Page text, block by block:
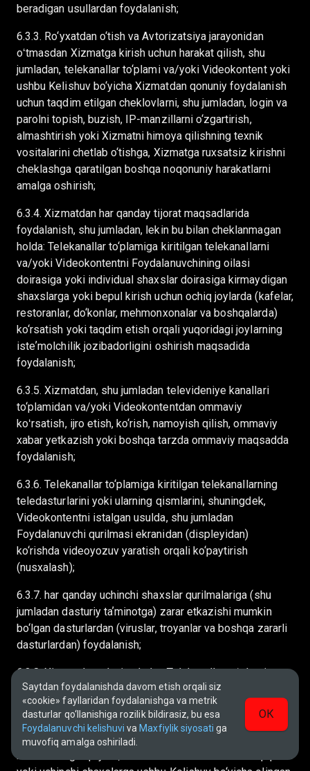
beradigan usullardan foydalanish;
6.3.3. Ro‘yxatdan o‘tish va Avtorizatsiya jarayonidan
oʻtmasdan Xizmatga kirish uchun harakat qilish, shu
jumladan, telekanallar to‘plami va/yoki Videokontent yoki
ushbu Kelishuv bo‘yicha Xizmatdan qonuniy foydalanish
uchun taqdim etilgan cheklovlarni, shu jumladan, login va
parolni topish, buzish, IP-manzillarni o‘zgartirish,
almashtirish yoki Xizmatni himoya qilishning texnik
vositalarini chetlab o‘tishga, Xizmatga ruxsatsiz kirishni
cheklashga qaratilgan boshqa noqonuniy harakatlarni
amalga oshirish;
6.3.4. Xizmatdan har qanday tijorat maqsadlarida
foydalanish, shu jumladan, lekin bu bilan cheklanmagan
holda: Telekanallar to‘plamiga kiritilgan telekanallarni
va/yoki Videokontentni Foydalanuvchining oilasi
doirasiga yoki individual shaxslar doirasiga kirmaydigan
shaxslarga yoki bepul kirish uchun ochiq joylarda (kafelar,
restoranlar, do‘konlar, mehmonxonalar va boshqalarda)
ko‘rsatish yoki taqdim etish orqali yuqoridagi joylarning
isteʼmolchilik jozibadorligini oshirish maqsadida
foydalanish;
6.3.5. Xizmatdan, shu jumladan televideniye kanallari
to‘plamidan va/yoki Videokontentdan ommaviy
koʻrsatish, ijro etish, ko‘rish, namoyish qilish, ommaviy
xabar yetkazish yoki boshqa tarzda ommaviy maqsadda
foydalanish;
6.3.6. Telekanallar to‘plamiga kiritilgan telekanallarning
teledasturlarini yoki ularning qismlarini, shuningdek,
Videokontentni istalgan usulda, shu jumladan
Foydalanuvchi qurilmasi ekranidan (displeyidan)
ko‘rishda videoyozuv yaratish orqali ko‘paytirish
(nusxalash);
6.3.7. har qanday uchinchi shaxslar qurilmalariga (shu
jumladan dasturiy taʼminotga) zarar etkazishi mumkin
bo‘lgan dasturlardan (viruslar, troyanlar va boshqa zararli
dasturlardan) foydalanish;
6.3.8. Xizmatdan, shu jumladan Telekanallar toʻplami
va/yoki Videokontentdan ushbu Kelishuvda ruxsat
etilganidan boshqa har qanday maqsadda va usullarda
foydalanish, shu jumladan, lekin bu bilan cheklanmagan
holda: qayta sotish, ijaraga berish, tarqatish, sotish, tijorat
muomalasiga qo‘yish, Xizmatni hamma uchun ochiq qilish
Saytdan foydalanishda davom etish orqali siz
«cookie» fayllaridan foydalanishga va metrik
dasturlar qo‘llanishiga rozilik bildirasiz, bu esa
Foydalanuvchi kelishuvi va Maxfiylik siyosati ga
muvofiq amalga oshiriladi.
ОК